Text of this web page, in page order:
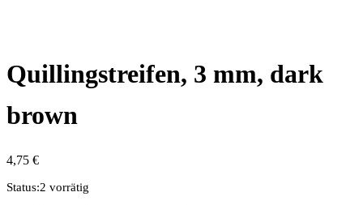
Quillingstreifen, 3 mm, dark
brown
4,75 €
Status:2 vorrätig